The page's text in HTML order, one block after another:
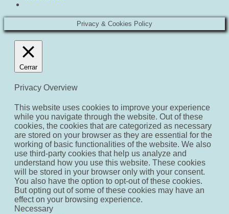
Privacy & Cookies Policy
Cerrar
Privacy Overview
This website uses cookies to improve your experience
while you navigate through the website. Out of these
cookies, the cookies that are categorized as necessary
are stored on your browser as they are essential for the
working of basic functionalities of the website. We also
use third-party cookies that help us analyze and
understand how you use this website. These cookies
will be stored in your browser only with your consent.
You also have the option to opt-out of these cookies.
But opting out of some of these cookies may have an
effect on your browsing experience.
Necessary